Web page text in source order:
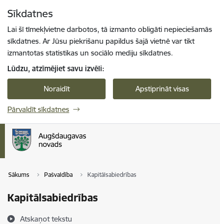
Sīkdatnes
Lai šī tīmekļvietne darbotos, tā izmanto obligāti nepieciešamās
sīkdatnes. Ar Jūsu piekrišanu papildus šajā vietnē var tikt
izmantotas statistikas un sociālo mediju sīkdatnes.
Lūdzu, atzīmējiet savu izvēli:
Noraidīt Apstiprināt visas
Pārvaldīt sīkdatnes
Sākums Pašvaldība Kapitālsabiedrības
Kapitālsabiedrības
Atskaņot tekstu